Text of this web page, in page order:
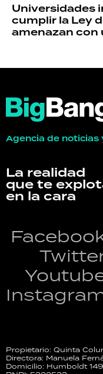
Universidades
cumplir la Ley
amenazan con
Agencia de noticias
La realidad
que te
en la cara
Propietario: Quinta
Directora: Manuela
Domicilio: Humboldt